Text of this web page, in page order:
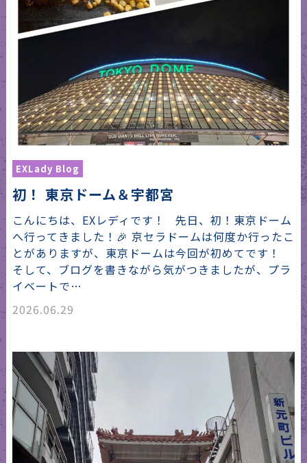
EXLady Blog
初！ 東京ドーム＆宇都宮
こんにちは、EXレディです！ 先日、初！東京ドーム
へ行ってきました！🎉 京セラドームは何度か行ったこ
とがありますが、東京ドームは今回が初めてです！
そして、ブログを書きながら気がつきましたが、プラ
イベートで…
2026.06.29